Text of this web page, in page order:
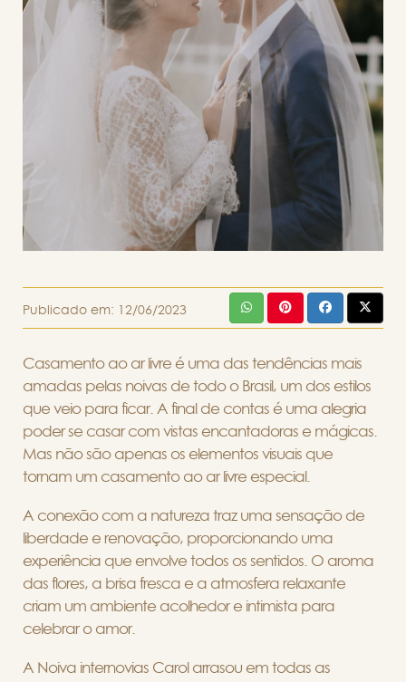
Publicado em: 12/06/2023
Casamento ao ar livre é uma das tendências mais
amadas pelas noivas de todo o Brasil, um dos estilos
que veio para ficar. A final de contas é uma alegria
poder se casar com vistas encantadoras e mágicas.
Mas não são apenas os elementos visuais que
tornam um casamento ao ar livre especial.
A conexão com a natureza traz uma sensação de
liberdade e renovação, proporcionando uma
experiência que envolve todos os sentidos. O aroma
das flores, a brisa fresca e a atmosfera relaxante
criam um ambiente acolhedor e intimista para
celebrar o amor.
A Noiva internovias Carol arrasou em todas as